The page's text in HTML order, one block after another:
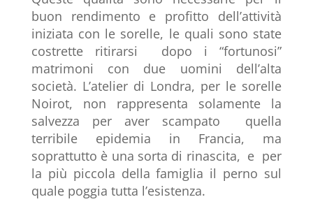
buon rendimento e profitto dell’attività
iniziata con le sorelle, le quali sono state
costrette ritirarsi dopo i “fortunosi”
matrimoni con due uomini dell’alta
società. L’atelier di Londra, per le sorelle
Noirot, non rappresenta solamente la
salvezza per aver scampato quella
terribile epidemia in Francia, ma
soprattutto è una sorta di rinascita, e per
la più piccola della famiglia il perno sul
quale poggia tutta l’esistenza.